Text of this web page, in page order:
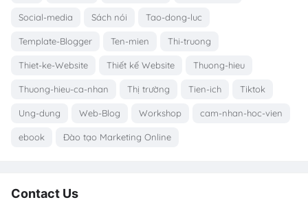
Social-media Sách nói Tao-dong-luc
Template-Blogger Ten-mien Thi-truong
Thiet-ke-Website Thiết kế Website Thuong-hieu
Thuong-hieu-ca-nhan Thị trường Tien-ich Tiktok
Ung-dung Web-Blog Workshop cam-nhan-hoc-vien
ebook Đào tạo Marketing Online
Contact Us